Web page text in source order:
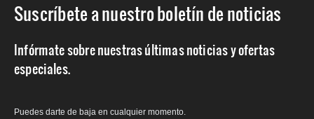
Suscríbete a nuestro boletín de noticias
Infórmate sobre nuestras últimas noticias y ofertas
especiales.
Puedes darte de baja en cualquier momento.